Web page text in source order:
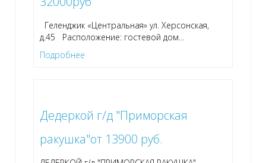
Геленджик «Центральная» ул. Херсонская,
д.45 Расположение: гостевой дом…
Подробнее
Дедеркой г/д "Приморская
ракушка"от 13900 руб.